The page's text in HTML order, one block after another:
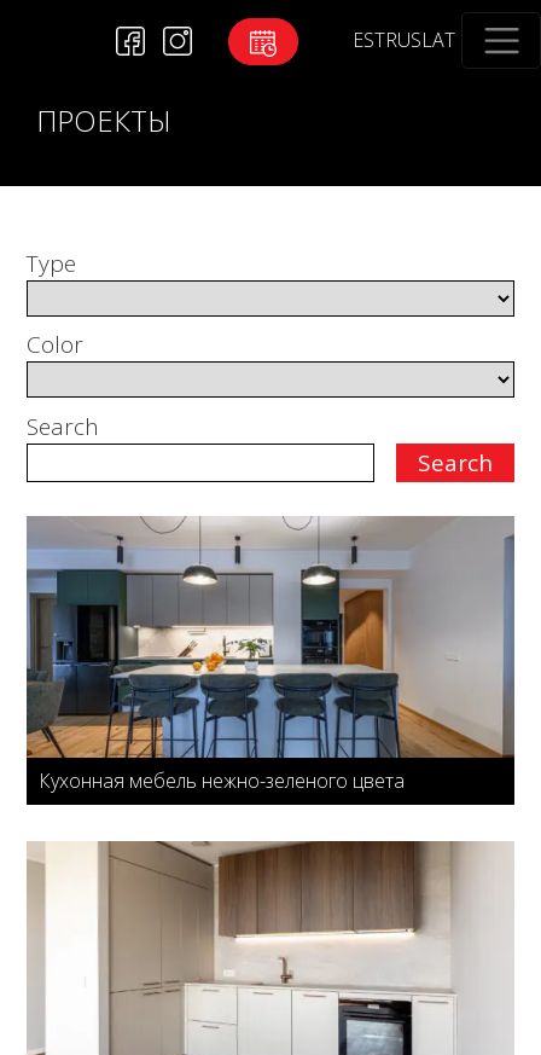
ESTRUSLAT
ПРОЕКТЫ
Type
Color
Search
Search
Кухонная мебель нежно-зеленого цвета